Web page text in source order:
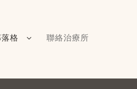
格 聯絡治療所